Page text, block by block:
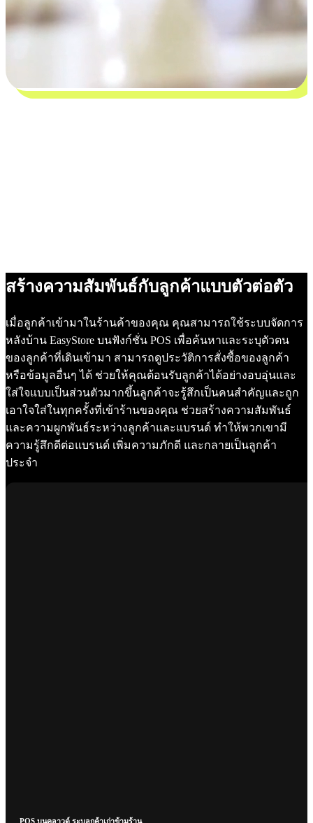
สร้างความสัมพันธ์กับลูกค้าแบบตัวต่อตัว
เมื่อลูกค้าเข้ามาในร้านค้าของคุณ คุณสามารถใช้ระบบจัดการ
หลังบ้าน EasyStore บนฟังก์ชั่น POS เพื่อค้นหาและระบุตัวตน
ของลูกค้าที่เดินเข้ามา สามารถดูประวัติการสั่งซื้อของลูกค้า
หรือข้อมูลอื่นๆ ได้ ช่วยให้คุณต้อนรับลูกค้าได้อย่างอบอุ่นและ
ใส่ใจแบบเป็นส่วนตัวมากขึ้นลูกค้าจะรู้สึกเป็นคนสำคัญและถูก
เอาใจใส่ในทุกครั้งที่เข้าร้านของคุณ ช่วยสร้างความสัมพันธ์
และความผูกพันธ์ระหว่างลูกค้าและแบรนด์ ทำให้พวกเขามี
ความรู้สึกดีต่อแบรนด์ เพิ่มความภักดี และกลายเป็นลูกค้า
ประจำ
POS บนคลาวด์ ระบุลูกค้าเก่าข้ามร้าน